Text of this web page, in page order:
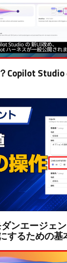
Copilot
ンエージェ
するための基